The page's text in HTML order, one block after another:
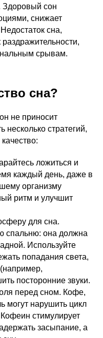
Здоровый сон
снижает
сна,
срывам.
сна?
не приносит
несколько стратегий,
ложиться и
каждый день, даже в
организму
ритм и улучшит
для сна.
спальню: она должна
Используйте
попадания света,
посторонние звуки.
перед сном. Кофе,
могут нарушить цикл
Кофеин стимулирует
засыпание, а